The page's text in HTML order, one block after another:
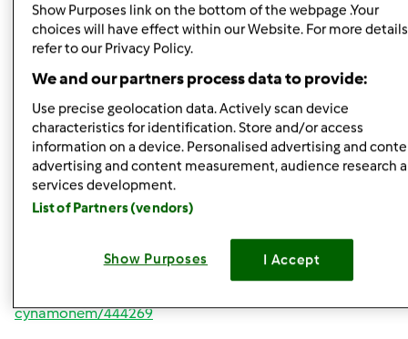
http://przepisownia.pl/przepisy/d%C5%BCem-z-cukini-
ze-sk%C3%B3rk%C4%85-
pomara%C5%84czow%C4%85/444246
http://przepisownia.pl/przepisy/d%C5%BCem-dyniowo-
owocowy/445033
http://przepisownia.pl/przepisy/d%C5%BCem-cukinia-
cytryna/444822
http://przepisownia.pl/przepisy/d%C5%BCem-
http://przepisownia.pl/przepisy/d%C5%BCem-
cynamonem/444269
Show Purposes link on the bottom of the webpage .Your
choices will have effect within our Website. For more
refer to our Privacy Policy.
We and our partners process data to provide:
Use precise geolocation data. Actively scan device
characteristics for identification. Store and/or access
information on a device. Personalised advertising and
advertising and content measurement, audience research
services development.
List of Partners (vendors)
Show Purposes I Accept